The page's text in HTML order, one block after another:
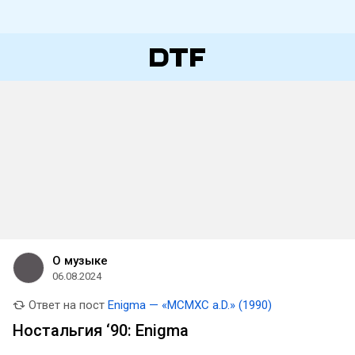
О музыке
06.08.2024
Ответ на пост Enigma — «MCMXC a.D.» (1990)
Ностальгия ‘90: Enigma